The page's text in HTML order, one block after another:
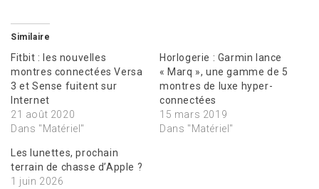
Similaire
Fitbit : les nouvelles
montres connectées Versa
3 et Sense fuitent sur
Internet
21 août 2020
Dans "Matériel"
Horlogerie : Garmin lance
« Marq », une gamme de 5
montres de luxe hyper-
connectées
15 mars 2019
Dans "Matériel"
Les lunettes, prochain
terrain de chasse d’Apple ?
1 juin 2026